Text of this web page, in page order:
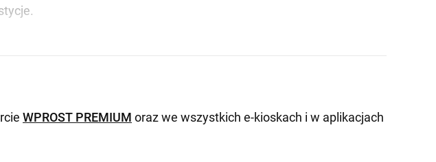
WPROST PREMIUM oraz we wszystkich e-kioskach i w aplikacjach